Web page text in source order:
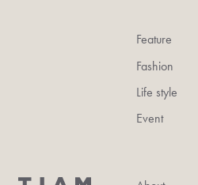
Feature
Fashion
Life style
Event